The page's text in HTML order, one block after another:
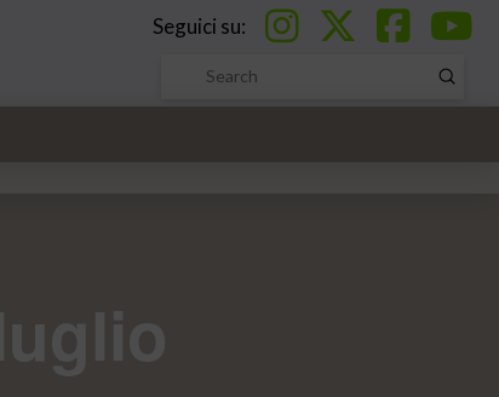
Seguici su:
Search
Submit